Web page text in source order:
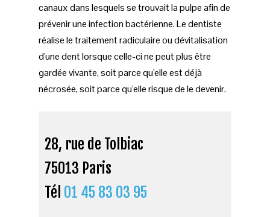
canaux dans lesquels se trouvait la pulpe afin de
prévenir une infection bactérienne. Le dentiste
réalise le traitement radiculaire ou dévitalisation
d'une dent lorsque celle-ci ne peut plus être
gardée vivante, soit parce qu'elle est déjà
nécrosée, soit parce qu'elle risque de le devenir.
28, rue de Tolbiac
75013 Paris
Tél 01 45 83 03 95